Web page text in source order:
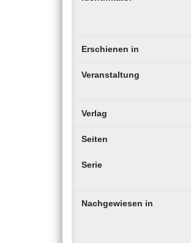
Erschienen in
Veranstaltung
Verlag
Seiten
Serie
Nachgewiesen in